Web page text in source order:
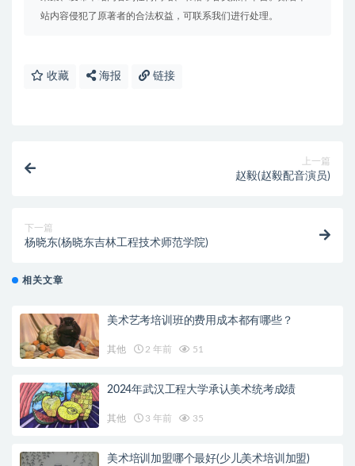
站内容侵犯了原著者的合法权益，可联系我们进行处理。
收藏 海报 链接
上一篇
赵毅(赵毅配音演员)
下一篇
杨晓东(杨晓东吉林工程技术师范学院)
相关文章
美术艺考培训班的费用成本都有哪些？
其他 2 年前 51
2024年武汉工程大学承认美术统考成绩
其他 3 年前 35
美术培训加盟哪个最好(少儿美术培训加盟)